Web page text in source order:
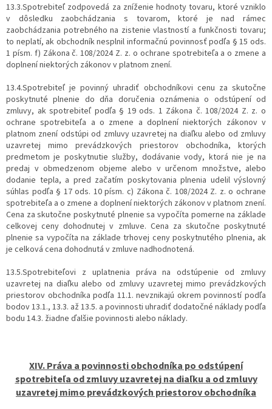
13.3.Spotrebiteľ zodpovedá za zníženie hodnoty tovaru, ktoré vzniklo
v dôsledku zaobchádzania s tovarom, ktoré je nad rámec
zaobchádzania potrebného na zistenie vlastností a funkčnosti tovaru;
to neplatí, ak obchodník nesplnil informačnú povinnosť podľa § 15 ods.
1 písm. f) Zákona č. 108/2024 Z. z. o ochrane spotrebiteľa a o zmene a
doplnení niektorých zákonov v platnom znení.
13.4.Spotrebiteľ je povinný uhradiť obchodníkovi cenu za skutočne
poskytnuté plnenie do dňa doručenia oznámenia o odstúpení od
zmluvy, ak spotrebiteľ podľa § 19 ods. 1 Zákona č. 108/2024 Z. z. o
ochrane spotrebiteľa a o zmene a doplnení niektorých zákonov v
platnom znení odstúpi od zmluvy uzavretej na diaľku alebo od zmluvy
uzavretej mimo prevádzkových priestorov obchodníka, ktorých
predmetom je poskytnutie služby, dodávanie vody, ktorá nie je na
predaj v obmedzenom objeme alebo v určenom množstve, alebo
dodanie tepla, a pred začatím poskytovania plnenia udelil výslovný
súhlas podľa § 17 ods. 10 písm. c) Zákona č. 108/2024 Z. z. o ochrane
spotrebiteľa a o zmene a doplnení niektorých zákonov v platnom znení.
Cena za skutočne poskytnuté plnenie sa vypočíta pomerne na základe
celkovej ceny dohodnutej v zmluve. Cena za skutočne poskytnuté
plnenie sa vypočíta na základe trhovej ceny poskytnutého plnenia, ak
je celková cena dohodnutá v zmluve nadhodnotená.
13.5.Spotrebiteľovi z uplatnenia práva na odstúpenie od zmluvy
uzavretej na diaľku alebo od zmluvy uzavretej mimo prevádzkových
priestorov obchodníka podľa 11.1. nevznikajú okrem povinností podľa
bodov 13.1., 13.3. až 13.5. a povinnosti uhradiť dodatočné náklady podľa
bodu 14.3. žiadne ďalšie povinnosti alebo náklady.
XIV. Práva a povinnosti obchodníka po odstúpení
spotrebiteľa od zmluvy uzavretej na diaľku a od zmluvy
uzavretej mimo prevádzkových priestorov obchodníka